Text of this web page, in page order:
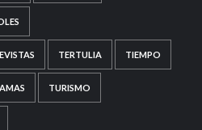
TERTULIA TIEMPO
TURISMO